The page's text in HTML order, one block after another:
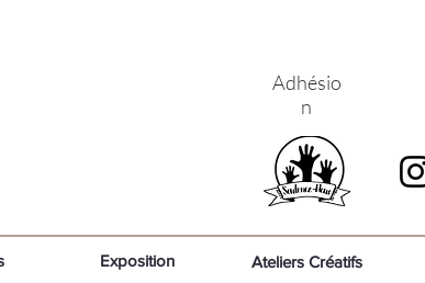
Adhésio
n
Exposition Ateliers Créatifs